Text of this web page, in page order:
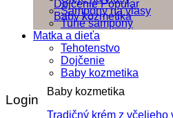
Dojčenie
Baby kozmetika
Baby kozmetika
Tradičný krém z včelieho
Šampóny na vlasy
Tuhé šampóny
Matka a dieťa
Tehotenstvo
Dojčenie
Baby kozmetika
Login